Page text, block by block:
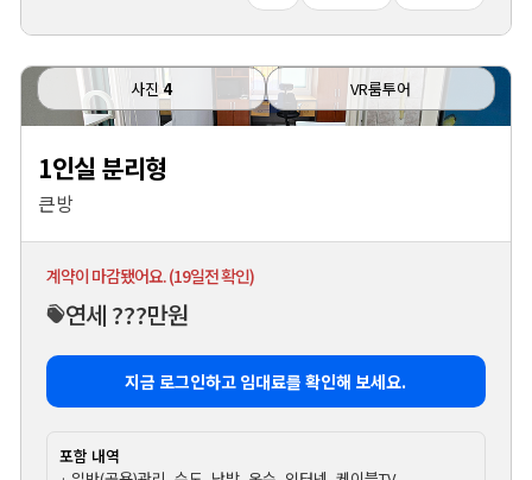
사진4 VR룸투어
1인실 분리형
큰방
계약이 마감됐어요. (19일전 확인)
연세 ???만원
지금 로그인하고 임대료를 확인해 보세요.
포함 내역